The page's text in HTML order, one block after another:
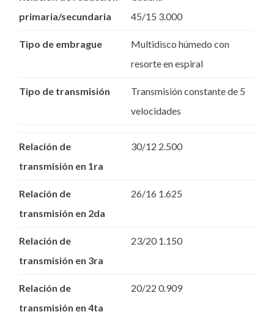
primaria/secundaria
45/15 3.000
Tipo de embrague
Multidisco húmedo con
resorte en espiral
Tipo de transmisión
Transmisión constante de 5
velocidades
Relación de
transmisión en 1ra
30/12 2.500
Relación de
transmisión en 2da
26/16 1.625
Relación de
transmisión en 3ra
23/20 1.150
Relación de
transmisión en 4ta
20/22 0.909